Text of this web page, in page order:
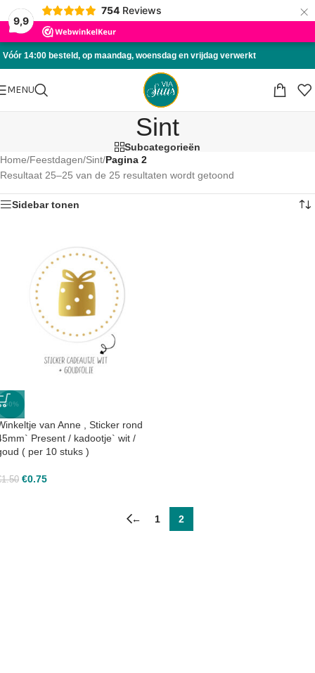
9,9
754 Reviews ×
Skip to navigation
Skip to main content
Vóór 14:00 besteld, op maandag, woensdag en vrijdag verwerkt
MENU
Sint
Subcategorieën
Home/Feestdagen/Sint/Pagina 2
Resultaat 25–25 van de 25 resultaten wordt getoond
Sidebar tonen
-50%
van Anne , Sticker rond
Present / kadootje` wit /
( per 10 stuks )
1.50 €0.75
← 1 2